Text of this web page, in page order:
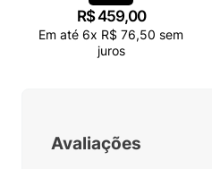
R$459,00
Em até 6x R$ 76,50 sem
juros
Avaliações